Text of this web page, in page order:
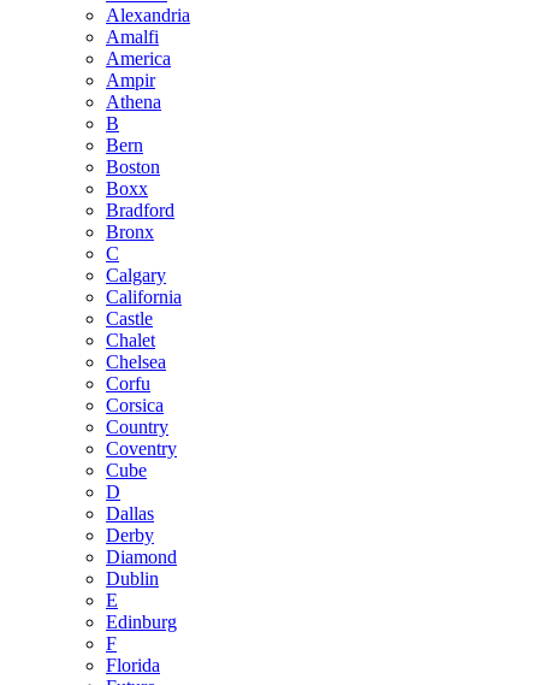
Alexandria
Amalfi
America
Ampir
Athena
B
Bern
Boston
Boxx
Bradford
Bronx
C
Calgary
California
Castle
Chalet
Chelsea
Corfu
Corsica
Country
Coventry
Cube
D
Dallas
Derby
Diamond
Dublin
E
Edinburg
F
Florida